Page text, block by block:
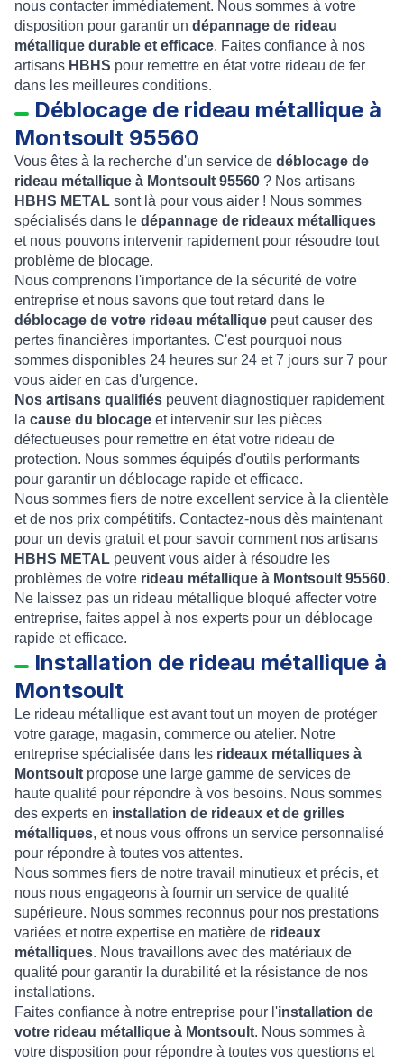
nous contacter immédiatement. Nous sommes à votre
disposition pour garantir un dépannage de rideau
métallique durable et efficace. Faites confiance à nos
artisans HBHS pour remettre en état votre rideau de fer
dans les meilleures conditions.
Déblocage de rideau métallique à
Montsoult 95560
Vous êtes à la recherche d'un service de déblocage de
rideau métallique à Montsoult 95560 ? Nos artisans
HBHS METAL sont là pour vous aider ! Nous sommes
spécialisés dans le dépannage de rideaux métalliques
et nous pouvons intervenir rapidement pour résoudre tout
problème de blocage.
Nous comprenons l'importance de la sécurité de votre
entreprise et nous savons que tout retard dans le
déblocage de votre rideau métallique peut causer des
pertes financières importantes. C'est pourquoi nous
sommes disponibles 24 heures sur 24 et 7 jours sur 7 pour
vous aider en cas d'urgence.
Nos artisans qualifiés peuvent diagnostiquer rapidement
la cause du blocage et intervenir sur les pièces
défectueuses pour remettre en état votre rideau de
protection. Nous sommes équipés d'outils performants
pour garantir un déblocage rapide et efficace.
Nous sommes fiers de notre excellent service à la clientèle
et de nos prix compétitifs. Contactez-nous dès maintenant
pour un devis gratuit et pour savoir comment nos artisans
HBHS METAL peuvent vous aider à résoudre les
problèmes de votre rideau métallique à Montsoult 95560.
Ne laissez pas un rideau métallique bloqué affecter votre
entreprise, faites appel à nos experts pour un déblocage
rapide et efficace.
Installation de rideau métallique à
Montsoult
Le rideau métallique est avant tout un moyen de protéger
votre garage, magasin, commerce ou atelier. Notre
entreprise spécialisée dans les rideaux métalliques à
Montsoult propose une large gamme de services de
haute qualité pour répondre à vos besoins. Nous sommes
des experts en installation de rideaux et de grilles
métalliques, et nous vous offrons un service personnalisé
pour répondre à toutes vos attentes.
Nous sommes fiers de notre travail minutieux et précis, et
nous nous engageons à fournir un service de qualité
supérieure. Nous sommes reconnus pour nos prestations
variées et notre expertise en matière de rideaux
métalliques. Nous travaillons avec des matériaux de
qualité pour garantir la durabilité et la résistance de nos
installations.
Faites confiance à notre entreprise pour l'installation de
votre rideau métallique à Montsoult. Nous sommes à
votre disposition pour répondre à toutes vos questions et